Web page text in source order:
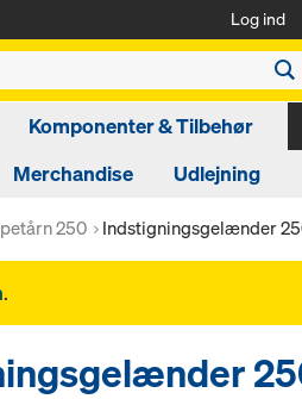
Log ind
Komponenter & Tilbehør
Merchandise Udlejning
250 Indstigningsgelænder
.